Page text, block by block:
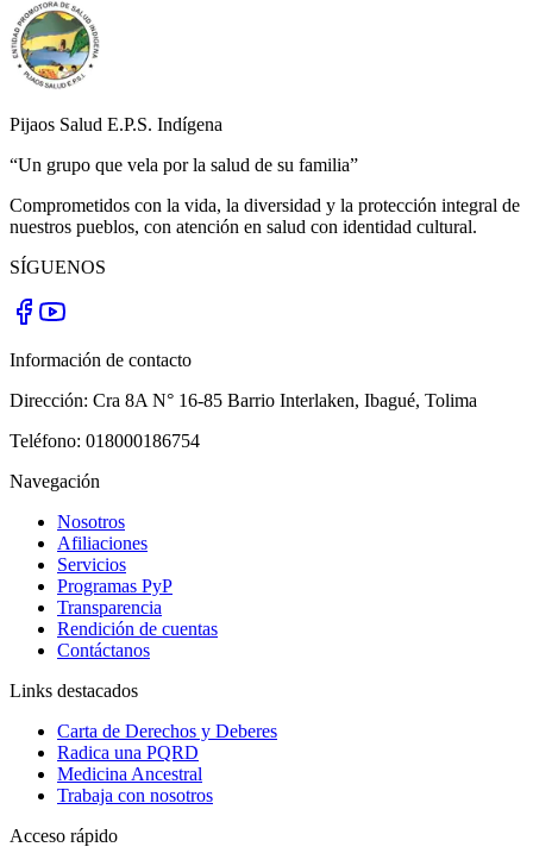
Pijaos Salud E.P.S. Indígena
“Un grupo que vela por la salud de su familia”
Comprometidos con la vida, la diversidad y la protección integral de
nuestros pueblos, con atención en salud con identidad cultural.
SÍGUENOS
Información de contacto
Dirección: Cra 8A N° 16-85 Barrio Interlaken, Ibagué, Tolima
Teléfono: 018000186754
Navegación
Nosotros
Afiliaciones
Servicios
Programas PyP
Transparencia
Rendición de cuentas
Contáctanos
Links destacados
Carta de Derechos y Deberes
Radica una PQRD
Medicina Ancestral
Trabaja con nosotros
Acceso rápido